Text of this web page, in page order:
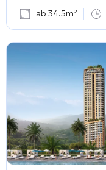
ab 34.5m²